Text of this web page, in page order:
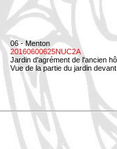
06 - Menton
20160600625NUC2A
Jardin d'agrément de l'ancien
Vue de la partie du jardin